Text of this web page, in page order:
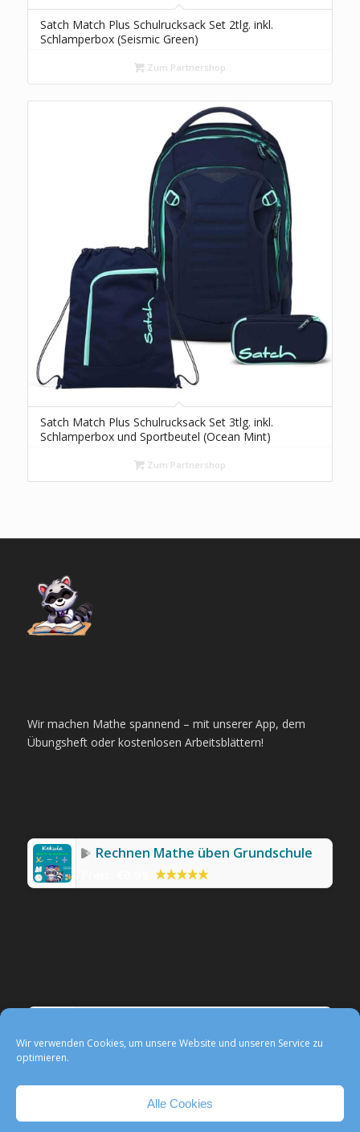
Wir verwenden Cookies, um unsere Website und unseren Service zu
optimieren.
Alle Cookies
Satch Match Plus Schulrucksack Set 2tlg. inkl.
Schlamperbox (Seismic Green)
Zum Partnershop
Satch Match Plus Schulrucksack Set 3tlg. inkl.
Schlamperbox und Sportbeutel (Ocean Mint)
Zum Partnershop
Wir machen Mathe spannend – mit unserer App, dem
Übungsheft oder kostenlosen Arbeitsblättern!
Rechnen Mathe üben Grundschule
Preis:0,99 €